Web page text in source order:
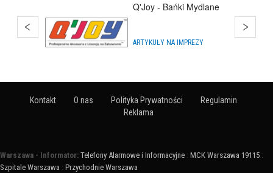
Q'Joy - Bańki Mydlane
ARTYKUŁY NA IMPREZY
Kontakt O nas Polityka Prywatności
Regulamin
Reklama
Warszawa - Informator: Telefony Alarmowe i Informacyjne : MCK Warszawa 19115 :
Szpitale Warszawa : Przychodnie Warszawa